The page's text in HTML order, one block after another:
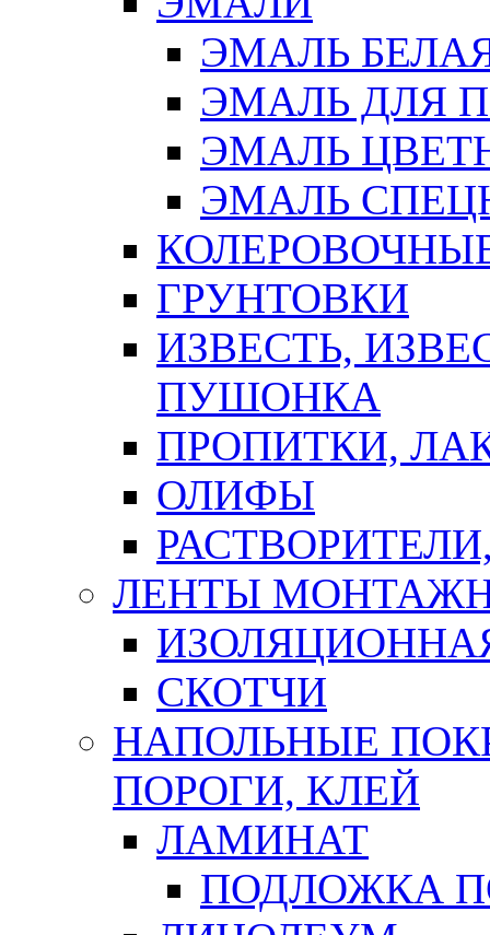
ЭМАЛЬ
ЭМАЛЬ ДЛЯ
ЭМАЛЬ
ЭМАЛЬ
ГРУНТОВКИ
ИЗВЕСТЬ,
ПУШОНКА
ПРОПИТКИ,
ОЛИФЫ
ЛЕНТЫ
СКОТЧИ
НАПОЛЬНЫЕ
ПОРОГИ, КЛЕЙ
ЛАМИНАТ
ПОДЛОЖКА